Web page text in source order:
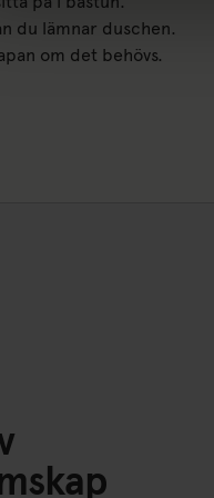
du lämnar duschen.
om det behövs.